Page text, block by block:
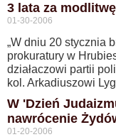
3 lata za
01-30-2006
„W dniu 20 stycznia
prokuratury w
działaczowi partii
kol. Arkadiuszowi
W 'Dzień
nawrócenie
01-20-2006